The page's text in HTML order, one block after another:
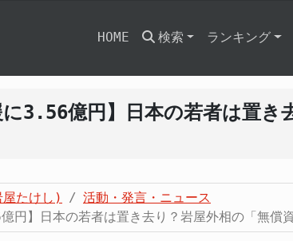
HOME 検索 ランキング
に3.56億円】日本の若者は置
たけし)
活動・発言・ニュース
円】日本の若者は置き去り？岩屋外相の「無償